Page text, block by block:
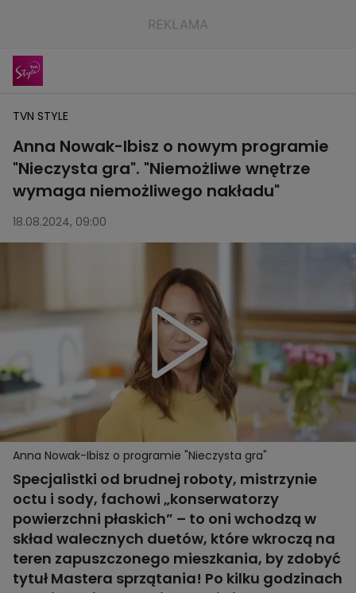
TVN STYLE
Anna Nowak-Ibisz o nowym programie
"Nieczysta gra". "Niemożliwe wnętrze
wymaga niemożliwego nakładu"
18.08.2024, 09:00
Anna Nowak-Ibisz o programie "Nieczysta gra"
Specjalistki od brudnej roboty, mistrzynie
octu i sody, fachowi „konserwatorzy
powierzchni płaskich” – to oni wchodzą w
skład walecznych duetów, które wkroczą na
teren zapuszczonego mieszkania, by zdobyć
tytuł Mastera sprzątania! Po kilku godzinach